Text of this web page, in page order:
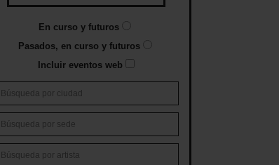
En curso y futuros
Pasados, en curso y futuros
Incluir eventos web